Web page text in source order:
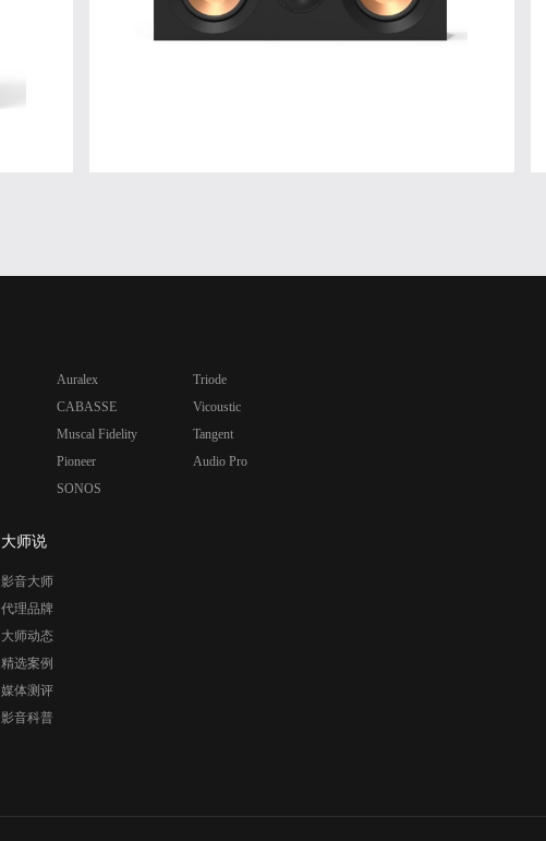
Auralex
CABASSE
Muscal Fidelity
Pioneer
SONOS
Triode
Vicoustic
Tangent
Audio Pro
大师说
影音大师
代理品牌
大师动态
精选案例
媒体测评
影音科普